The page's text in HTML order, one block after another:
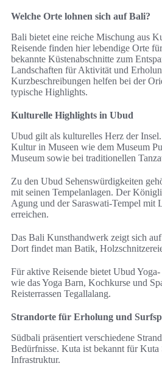
Welche Orte lohnen sich auf Bali?
Bali bietet eine reiche Mischung aus
Reisende finden hier lebendige Orte
bekannte Küstenabschnitte zum
Landschaften für Aktivität und
Kurzbeschreibungen helfen bei der
typische Highlights.
Kulturelle Highlights in Ubud
Ubud gilt als kulturelles Herz der
Kultur in Museen wie dem Museum
Museum sowie bei traditionellen
Zu den Ubud Sehenswürdigkeiten
mit seinen Tempelanlagen. Der
Agung und der Saraswati-Tempel mit
erreichen.
Das Bali Kunsthandwerk zeigt sich
Dort findet man Batik,
Für aktive Reisende bietet Ubud
wie das Yoga Barn, Kochkurse und
Reisterrassen Tegallalang.
Strandorte für Erholung und
Südbali präsentiert verschiedene
Bedürfnisse. Kuta ist bekannt für Kuta
Infrastruktur.